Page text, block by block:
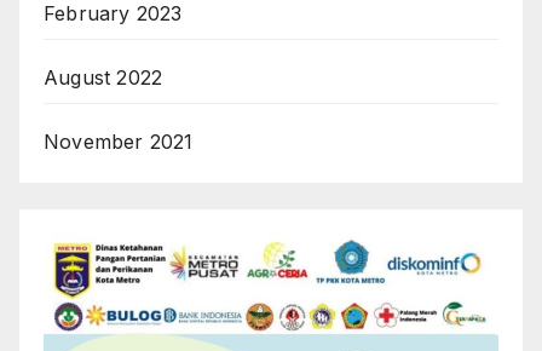
February 2023
August 2022
November 2021